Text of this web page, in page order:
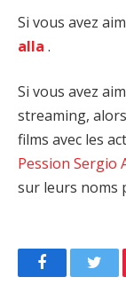
Si vous avez
alla .
Si vous avez
streaming,
films avec les
Pession Sergio
sur leurs noms
Facebook